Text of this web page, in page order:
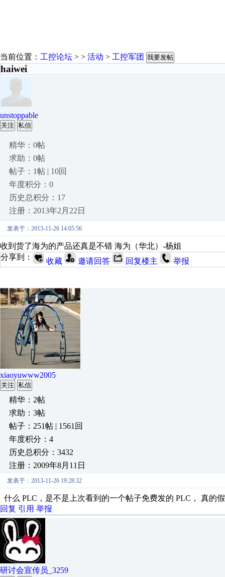
当前位置： 工控论坛 > > 活动 > 工控军团 我要发帖
haiwei
unstoppable
关注 私信
精华：0帖
求助：0帖
帖子：1帖 | 10回
年度积分：0
历史总积分：17
注册：2013年2月22日
发表于：2013-11-26 14:05:56
收到货了海为的产品还真是不错 海为（华北）-杨姐
分享到：
收藏 邀请回答 回复楼主 举报
xiaoyuwww2005
关注 私信
精华：2帖
求助：3帖
帖子：251帖 | 1561回
年度积分：4
历史总积分：3432
注册：2009年8月11日
发表于：2013-11-26 19:28:32
什么 PLC，是不是上次看到的一个帖子免费发的 PLC， 真的
回复 引用 举报
研讨会宣传员_3259